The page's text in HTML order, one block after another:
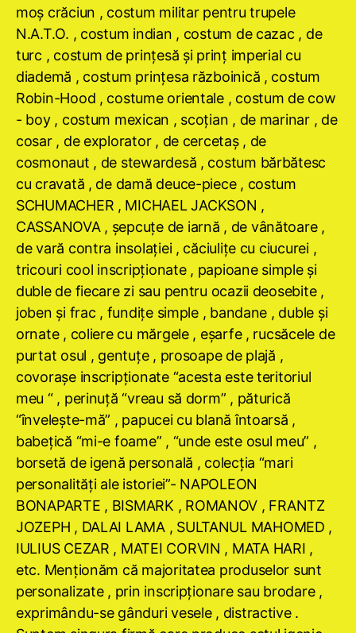
moş crăciun , costum militar pentru trupele
N.A.T.O. , costum indian , costum de cazac , de
turc , costum de prinţesă şi prinţ imperial cu
diademă , costum prinţesa războinică , costum
Robin-Hood , costume orientale , costum de cow
- boy , costum mexican , scoţian , de marinar , de
cosar , de explorator , de cercetaş , de
cosmonaut , de stewardesă , costum bărbătesc
cu cravată , de damă deuce-piece , costum
SCHUMACHER , MICHAEL JACKSON ,
CASSANOVA , şepcuţe de iarnă , de vânătoare ,
de vară contra insolaţiei , căciuliţe cu ciucurei ,
tricouri cool inscripţionate , papioane simple şi
duble de fiecare zi sau pentru ocazii deosebite ,
joben şi frac , fundiţe simple , bandane , duble şi
ornate , coliere cu mărgele , eşarfe , rucsăcele de
purtat osul , gentuţe , prosoape de plajă ,
covoraşe inscripţionate “acesta este teritoriul
meu “ , perinuţă “vreau să dorm” , păturică
“înveleşte-mă” , papucei cu blană întoarsă ,
babeţică “mi-e foame” , “unde este osul meu” ,
borsetă de igenă personală , colecţia “mari
personalităţi ale istoriei”- NAPOLEON
BONAPARTE , BISMARK , ROMANOV , FRANTZ
JOZEPH , DALAI LAMA , SULTANUL MAHOMED ,
IULIUS CEZAR , MATEI CORVIN , MATA HARI ,
etc. Menţionăm că majoritatea produselor sunt
personalizate , prin inscripţionare sau brodare ,
exprimându-se gânduri vesele , distractive .